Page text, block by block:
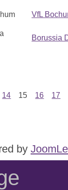
VfL
Borussia
14 15 16 17
by